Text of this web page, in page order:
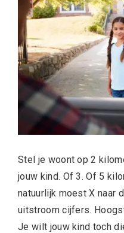
Stel je woont op 2
jouw kind. Of 3. Of 5
natuurlijk moest X naar
uitstroom cijfers.
Je wilt jouw kind toch